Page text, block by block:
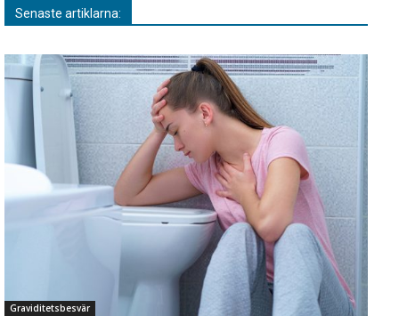
Senaste artiklarna:
Graviditetsbesvär